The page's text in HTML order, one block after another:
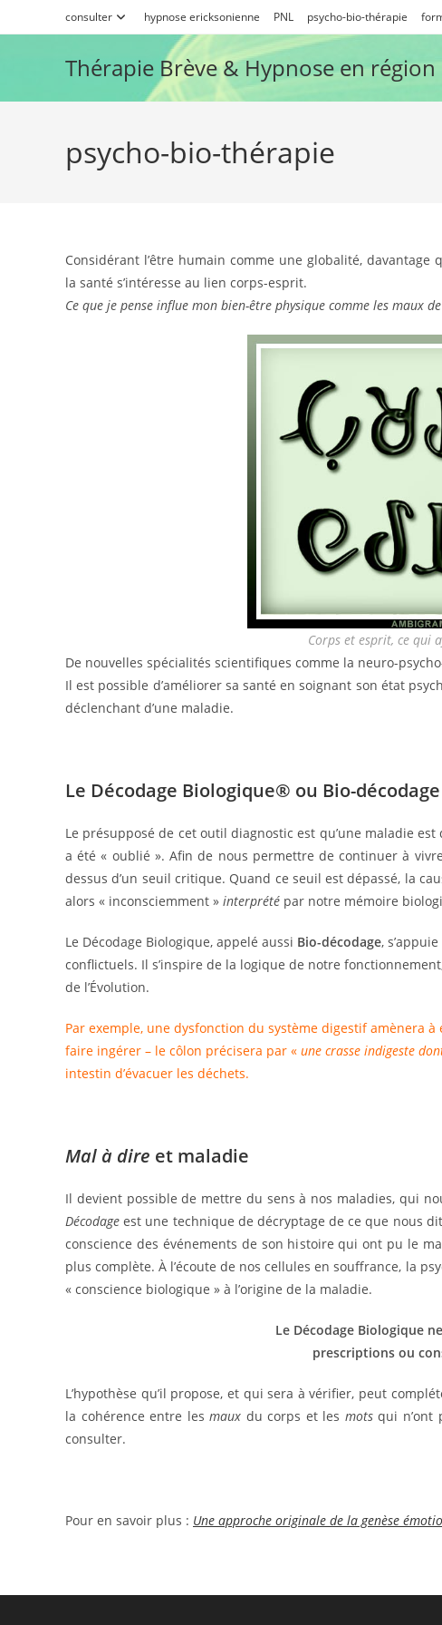
to
consulter hypnose ericksonienne PNL psycho-bio-thérapie
Thérapie Brève & Hypnose en région
psycho-bio-thérapie
Considérant l’être humain comme une globalité,
la santé s’intéresse au lien corps-esprit.
Ce que je pense influe mon bien-être physique comme les maux
Corps et esprit, ce qui
De nouvelles spécialités scientifiques comme la neuro-
Il est possible d’améliorer sa santé en soignant son état
déclenchant d’une maladie.
Le Décodage Biologique® ou Bio-décodage
Le présupposé de cet outil diagnostic est qu’une maladie
a été « oublié ». Afin de nous permettre de continuer à
dessus d’un seuil critique. Quand ce seuil est dépassé, la
alors « inconsciemment » interprété par notre mémoire
Le Décodage Biologique, appelé aussi Bio-décodage,
conflictuels. Il s’inspire de la logique de notre
de l’Évolution.
Par exemple, une dysfonction du système digestif amènera
faire ingérer – le côlon précisera par « une crasse indigeste
intestin d’évacuer les déchets.
Mal à dire et maladie
Il devient possible de mettre du sens à nos maladies, qui
Décodage est une technique de décryptage de ce que nous
conscience des événements de son histoire qui ont pu le
plus complète. À l’écoute de nos cellules en souffrance, la
« conscience biologique » à l’origine de la maladie.
Le Décodage Biologique
prescriptions ou
L’hypothèse qu’il propose, et qui sera à vérifier, peut
la cohérence entre lesmaux du corps et les motsqui n’ont
consulter.
Pour en savoir plus : Une approche originale de la genèse